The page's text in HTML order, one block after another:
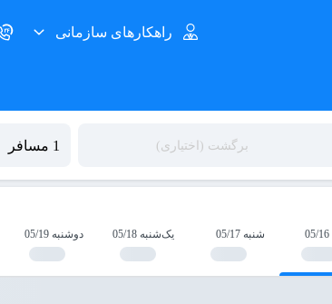
راهکارهای سازمانی
شنبه 05/17 یک‌شنبه 05/18 دوشنبه 05/19